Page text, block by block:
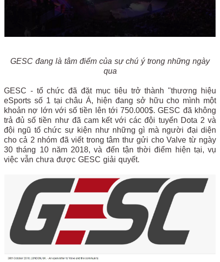
GESC đang là tâm điểm của sự chú ý trong những ngày
qua
GESC - tổ chức đã đặt mục tiêu trở thành "thương hiệu
eSports số 1 tại châu Á, hiện đang sở hữu cho mình một
khoản nợ lớn với số tiền lên tới 750.000$. GESC đã không
trả đủ số tiền như đã cam kết với các đội tuyển Dota 2 và
đội ngũ tổ chức sự kiện như những gì mà người đại diện
cho cả 2 nhóm đã viết trong tâm thư gửi cho Valve từ ngày
30 tháng 10 năm 2018, và đến tận thời điểm hiện tại, vụ
việc vẫn chưa được GESC giải quyết.